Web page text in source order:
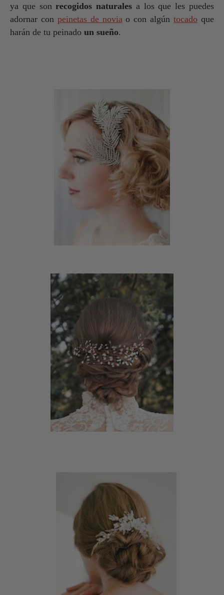
ya que sonrecogidos naturales a los que les puedes
adornar con peinetas de novia o con algúntocado que
harán de tu peinado un sueño.